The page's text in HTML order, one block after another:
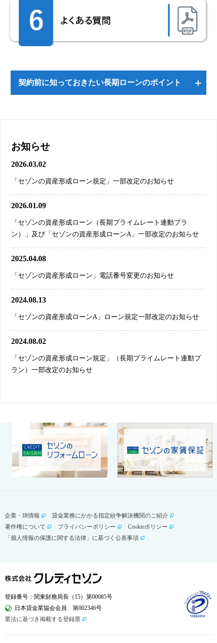
契約前に知っておきたい長期ローンのポイント
お知らせ
2026.03.02
「セゾンの資産形成ローン規定」一部改定のお知らせ
2026.01.09
「セゾンの資産形成ローン（長期プライムレート連動プラ
ン）」及び「セゾンの資産形成ローンA」一部改定のお知らせ
2025.04.08
「セゾンの資産形成ローン」電話番号変更のお知らせ
2024.08.13
「セゾンの資産形成ローンA」ローン規定一部改定のお知らせ
2024.08.02
「セゾンの資産形成ローン規定」（長期プライムレート連動プ
ラン）一部改定のお知らせ
企業・IR情報
貸金業務にかかる指定紛争解決機関のご紹介
著作権について
プライバシーポリシー
Cookieポリシー
「個人情報の保護に関する法律」に基づく公表事項
登録番号：関東財務局長（ 15）第00085号
日本貸金業協会会員 第002346号
業法に基づき掲載する登録票